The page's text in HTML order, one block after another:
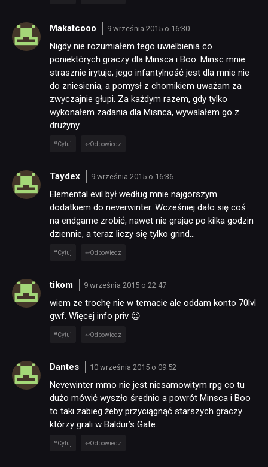
Makatcooo 9 września 2015 o 16:30
Nigdy nie rozumiałem tego uwielbienia co
poniektórych graczy dla Minsca i Boo. Minsc mnie
strasznie irytuje, jego infantylność jest dla mnie nie
do zniesienia, a pomysł z chomikiem uważam za
zwyczajnie głupi. Za każdym razem, gdy tylko
wykonałem zadania dla Misnca, wywalałem go z
drużyny.
Cytuj Odpowiedz
Taydex 9 września 2015 o 16:36
Elemental evil był według mnie najgorszym
dodatkiem do neverwinter. Wcześniej dało się coś
na endgame zrobić, nawet nie grając po kilka godzin
dziennie, a teraz liczy się tylko grind…
Cytuj Odpowiedz
tikom 9 września 2015 o 22:47
wiem ze trochę nie w temacie ale oddam konto 70lvl
gwf. Więcej info priv 😉
Cytuj Odpowiedz
Dantes 10 września 2015 o 09:52
Nevewinter mmo nie jest niesamowitym rpg co tu
dużo mówić wyszło średnio a powrót Minsca i Boo
to taki zabieg żeby przyciągnąć starszych graczy
którzy grali w Baldur’s Gate.
Cytuj Odpowiedz